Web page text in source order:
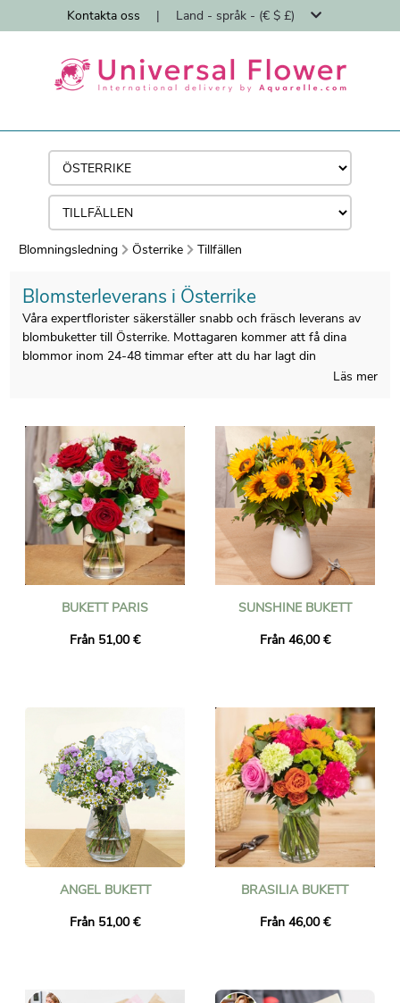
Kontakta oss | Land - språk - (€ $ £)
Blomningsledning Österrike Tillfällen
Blomsterleverans i Österrike
Våra expertflorister säkerställer snabb och fräsch leverans av
blombuketter till Österrike. Mottagaren kommer att få dina
blommor inom 24-48 timmar efter att du har lagt din
dina nära och kära i Österrike. Överraska någon med gåvan av
en blomleverans till Österrike och gör deras dag speciell.
Internationell leverans av blommor från var som helst i världen
till Österrike.
Varje blombukett som levereras i Österrike kommer inom 24-48
timmar efter beställning, tack vare våra florister.
Läs mer
BUKETT PARIS
Från 51,00 €
SUNSHINE BUKETT
Från 46,00 €
ANGEL BUKETT
Från 51,00 €
BRASILIA BUKETT
Från 46,00 €